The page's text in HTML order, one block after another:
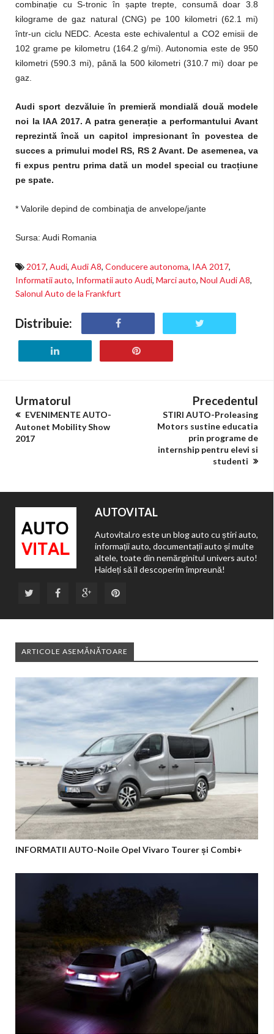
combinație cu S-tronic în șapte trepte, consumă doar 3.8
kilograme de gaz natural (CNG) pe 100 kilometri (62.1 mi)
într-un ciclu NEDC. Acesta este echivalentul a CO2 emisii de
102 grame pe kilometru (164.2 g/mi). Autonomia este de 950
kilometri (590.3 mi), până la 500 kilometri (310.7 mi) doar pe
gaz.
Audi sport dezvăluie în premieră mondială două modele
noi la IAA 2017. A patra generație a performantului Avant
reprezintă încă un capitol impresionant în povestea de
succes a primului model RS, RS 2 Avant. De asemenea, va
fi expus pentru prima dată un model special cu tracțiune
pe spate.
* Valorile depind de combinaţia de anvelope/jante
Sursa: Audi Romania
2017, Audi, Audi A8, Conducere autonoma, IAA 2017,
Informatii auto, Informatii auto Audi, Marci auto, Noul Audi A8,
Salonul Auto de la Frankfurt
Distribuie:
Urmatorul
EVENIMENTE AUTO-
Autonet Mobility Show
2017
Precedentul
STIRI AUTO-Proleasing
Motors sustine educatia
prin programe de
internship pentru elevi si
studenti
AUTOVITAL
Autovital.ro este un blog auto cu știri auto,
informații auto, documentații auto și multe
altele, toate din nemărginitul univers auto!
Haideți să îl descoperim împreună!
ARTICOLE ASEMĂNĂTOARE
INFORMATII AUTO-Noile Opel Vivaro Tourer și Combi+